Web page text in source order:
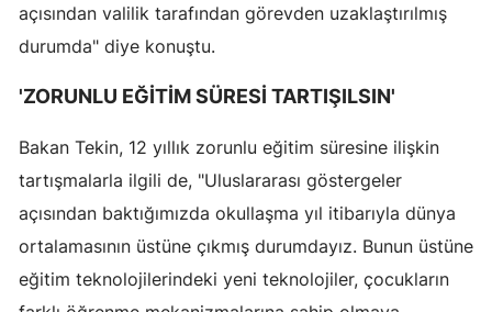
açısından valilik tarafından görevden uzaklaştırılmış
durumda" diye konuştu.
'ZORUNLU EĞİTİM SÜRESİ TARTIŞILSIN'
Bakan Tekin, 12 yıllık zorunlu eğitim süresine ilişkin
tartışmalarla ilgili de, "Uluslararası göstergeler
açısından baktığımızda okullaşma yıl itibarıyla dünya
ortalamasının üstüne çıkmış durumdayız. Bunun üstüne
eğitim teknolojilerindeki yeni teknolojiler, çocukların